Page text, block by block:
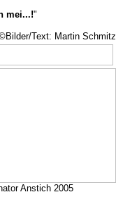
mei...!"
Text: Martin Schmitz
Anstich 2005